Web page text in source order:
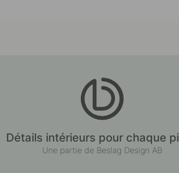
Détails intérieurs pour chaque
Une partie de Beslag Design AB